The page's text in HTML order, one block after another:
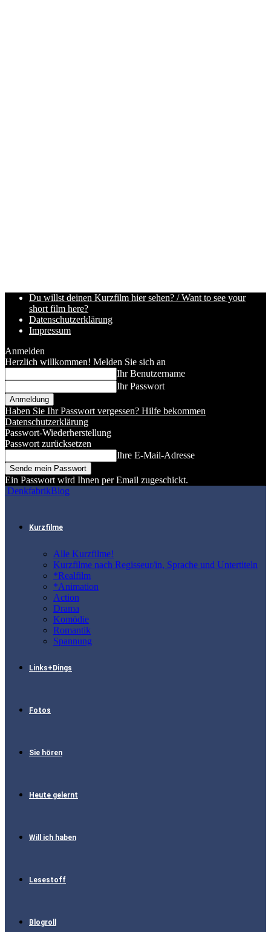
Du willst deinen Kurzfilm hier sehen? / Want to see your
short film here?
Datenschutzerklärung
Impressum
Anmelden
Herzlich willkommen! Melden Sie sich an
Ihr Benutzername
Ihr Passwort
Haben Sie Ihr Passwort vergessen? Hilfe bekommen
Datenschutzerklärung
Passwort-Wiederherstellung
Passwort zurücksetzen
Ihre E-Mail-Adresse
Ein Passwort wird Ihnen per Email zugeschickt.
DenkfabrikBlog
Kurzfilme
Alle Kurzfilme!
Kurzfilme nach Regisseur/in, Sprache und Untertiteln
*Realfilm
*Animation
Action
Drama
Komödie
Romantik
Spannung
Links+Dings
Fotos
Sie hören
Heute gelernt
Will ich haben
Lesestoff
Blogroll